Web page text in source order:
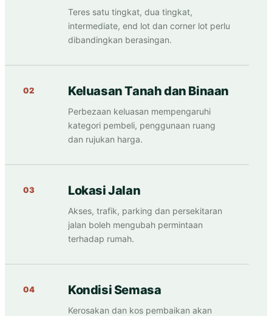
Teres satu tingkat, dua tingkat,
intermediate, end lot dan corner lot perlu
dibandingkan berasingan.
02 Keluasan Tanah dan Binaan
Perbezaan keluasan mempengaruhi
kategori pembeli, penggunaan ruang
dan rujukan harga.
03 Lokasi Jalan
Akses, trafik, parking dan persekitaran
jalan boleh mengubah permintaan
terhadap rumah.
04 Kondisi Semasa
Kerosakan dan kos pembaikan akan